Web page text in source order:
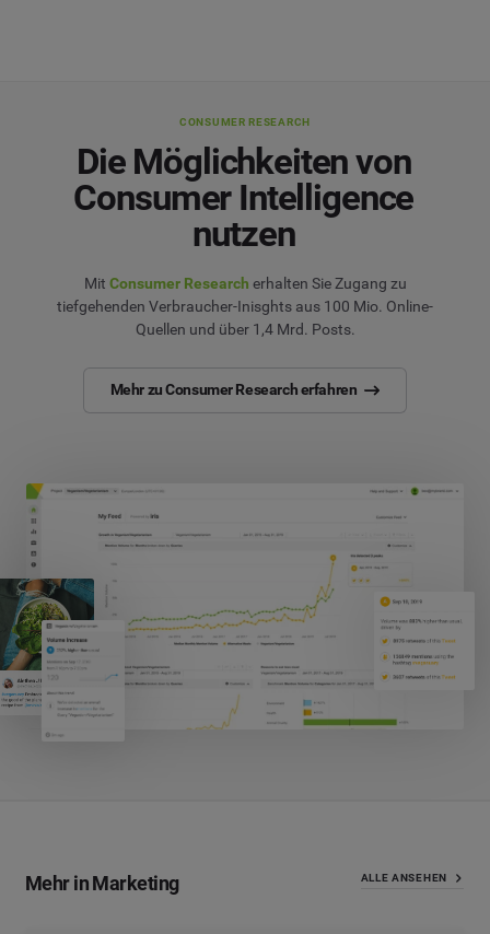
CONSUMER RESEARCH
Die Möglichkeiten von
Consumer Intelligence
nutzen
Mit Consumer Research erhalten Sie Zugang zu
tiefgehenden Verbraucher-Inisghts aus 100 Mio. Online-
Quellen und über 1,4 Mrd. Posts.
Mehr zu Consumer Research erfahren
Mehr in Marketing ALLE ANSEHEN